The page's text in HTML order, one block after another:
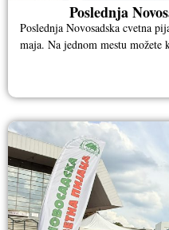
Poslednja
Poslednja Novosadska cvetna
maja. Na jednom mestu